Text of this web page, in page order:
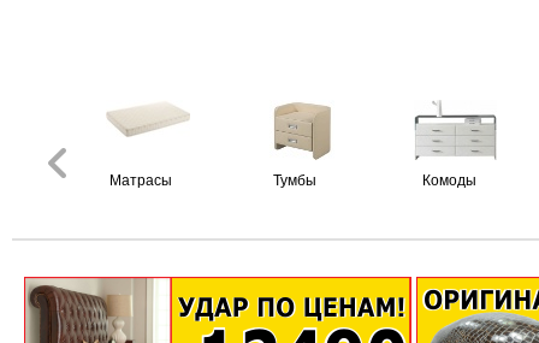
Матрасы Тумбы Комоды